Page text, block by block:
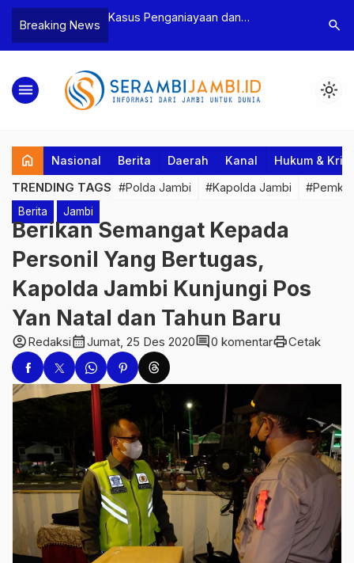
Breaking News
Bea Cukai
Pelaku beserta
dan 146 Gram
Kasus Penganiayaan dan
Tebo Tetapkan Dua Tersangka
Polres
Dua
search
menu light_mode
home Nasional Berita Daerah Kanal Hukum &
TRENDING TAGS #Polda Jambi #Kapolda Jambi
Berita Jambi
Berikan Semangat Kepada
Personil Yang Bertugas,
Kapolda Jambi Kunjungi Pos
Yan Natal dan Tahun Baru
account_circleRedaksicalendar_monthJumat, 25 Des 2020comment0 komentarprintCetak